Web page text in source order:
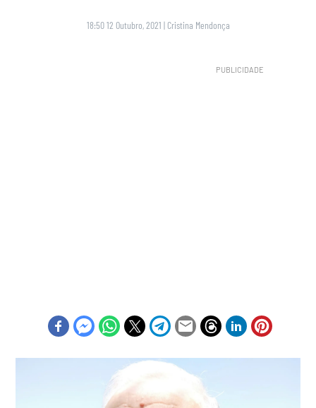
18:50 12 Outubro, 2021 | Cristina Mendonça